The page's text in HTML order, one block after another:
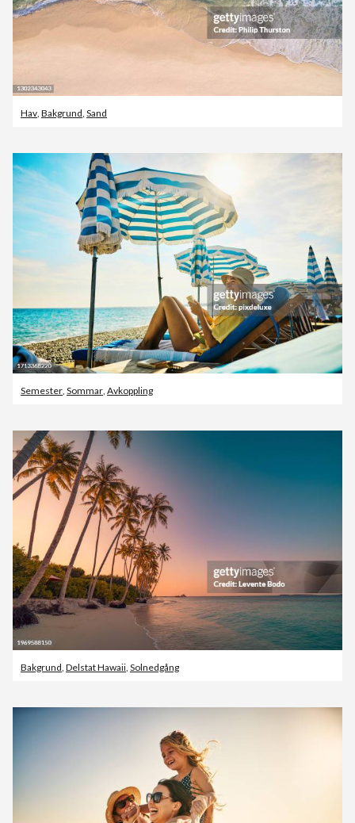
Hav, Bakgrund, Sand
Semester Sommar Avkoppling
Bakgrund Delstat Hawaii Solnedgång